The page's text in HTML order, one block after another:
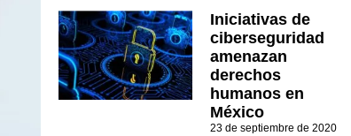
Iniciativas de
ciberseguridad
amenazan
derechos
humanos en
México
23 de septiembre de 2020